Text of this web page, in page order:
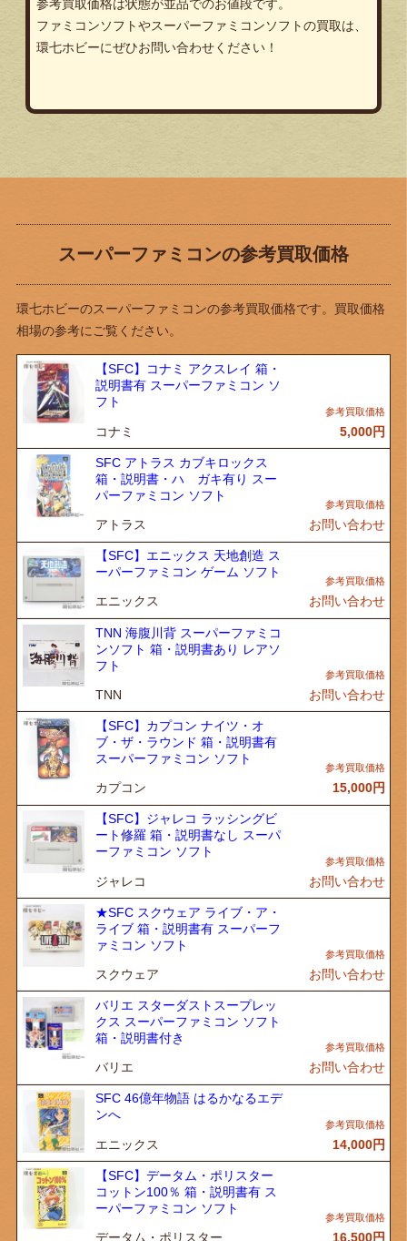
参考買取価格は状態が並品でのお値段です。
ファミコンソフトやスーパーファミコンソフトの買取は、
環七ホビーにぜひお問い合わせください！
スーパーファミコンの参考買取価格
環七ホビーのスーパーファミコンの参考買取価格です。買取価格
相場の参考にご覧ください。
【SFC】コナミ アクスレイ 箱・
説明書有 スーパーファミコン ソ
フト
コナミ 5,000円
SFC アトラス カブキロックス
箱・説明書・ハ ガキ有り スー
パーファミコン ソフト
アトラス お問い合わせ
【SFC】エニックス 天地創造 ス
ーパーファミコン ゲーム ソフト
エニックス お問い合わせ
TNN 海腹川背 スーパーファミコ
ンソフト 箱・説明書あり レアソ
フト
TNN お問い合わせ
【SFC】カプコン ナイツ・オ
ブ・ザ・ラウンド 箱・説明書有
スーパーファミコン ソフト
カプコン 15,000円
【SFC】ジャレコ ラッシングビ
ート修羅 箱・説明書なし スーパ
ーファミコン ソフト
ジャレコ お問い合わせ
★SFC スクウェア ライブ・ア・
ライブ 箱・説明書有 スーパーフ
ァミコン ソフト
スクウェア お問い合わせ
バリエ スターダストスープレッ
クス スーパーファミコン ソフト
箱・説明書付き
バリエ お問い合わせ
SFC 46億年物語 はるかなるエデ
ンへ
エニックス 14,000円
【SFC】データム・ポリスター
コットン100％ 箱・説明書有 ス
ーパーファミコン ソフト
データム・ポリスター 16,500円